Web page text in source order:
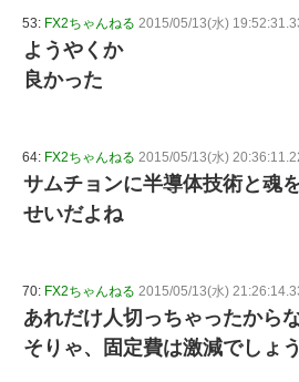
53: FX2ちゃんねる 2015/05/13(水)
ようやくか
良かった
64: FX2ちゃんねる 2015/05/13(水)
サムチョンに半導体技術と魂
せいだよね
70: FX2ちゃんねる 2015/05/13(水)
あれだけ人切っちゃったから
そりゃ、固定費は激減でしょう